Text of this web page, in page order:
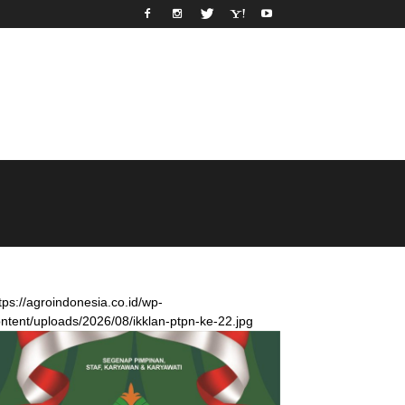
agroindonesia.co.id/wp-
uploads/2026/08/ikklan-ptpn-ke-22.jpg